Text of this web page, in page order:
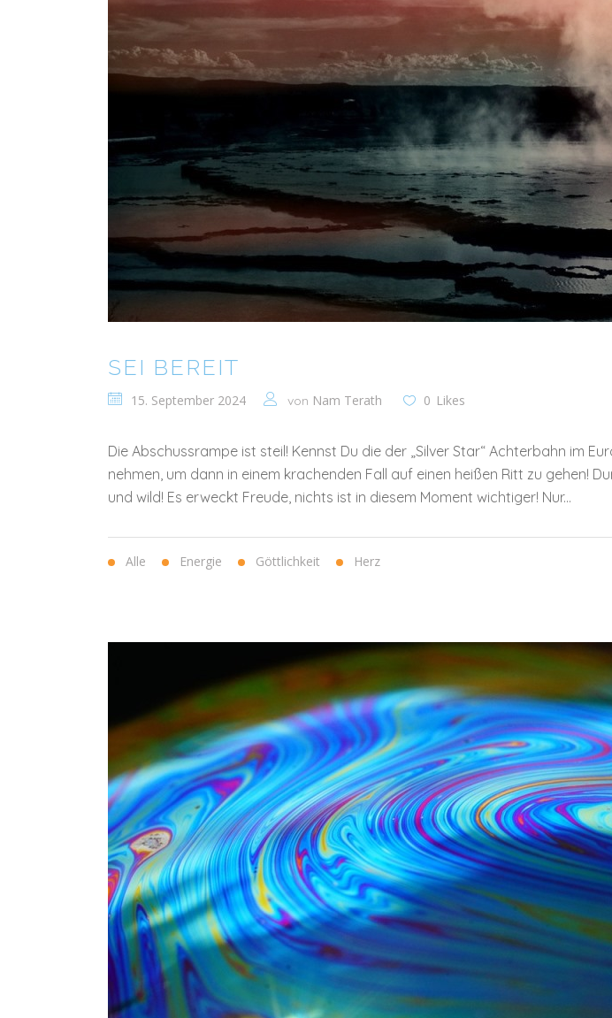
SEI BEREIT
15. September 2024 von Nam Terath 0 Likes
Die Abschussrampe ist steil! Kennst Du die der „Silver Star“ Achterbahn im
nehmen, um dann in einem krachenden Fall auf einen heißen Ritt zu gehen!
und wild! Es erweckt Freude, nichts ist in diesem Moment wichtiger! Nur...
Alle Energie Göttlichkeit Herz